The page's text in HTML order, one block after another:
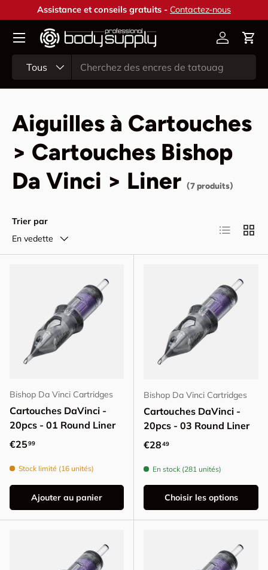
Aller au contenu
Assistance et conseils gratuits - Contactez-nous
Tous
Compte
Aiguilles à Cartouches
> Cartouches Bishop
Da Vinci > Liner (7 produits)
Trier par
En vedette
Liste Grille
Bishop Da Vinci Cartridges
Cartouches DaVinci -
20pcs - 01 Round Liner
Prix habituel
€2599
Stock limité (16 unités)
Ajouter au panier
Bishop Da Vinci Cartridges
Cartouches DaVinci -
20pcs - 03 Round Liner
Prix habituel
€2849
En stock (281 unités)
Choisir les options